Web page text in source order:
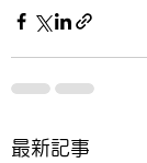
最新記事